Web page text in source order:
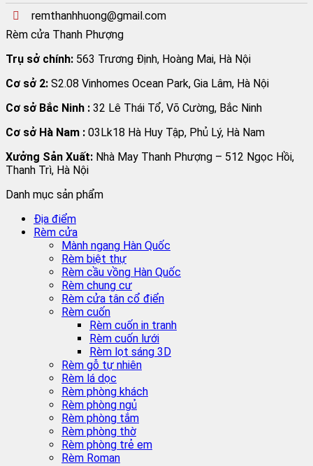
remthanhhuong@gmail.com
Rèm cửa Thanh Phượng
Trụ sở chính: 563 Trương Định, Hoàng Mai, Hà Nội
Cơ sở 2: S2.08 Vinhomes Ocean Park, Gia Lâm, Hà Nội
Cơ sở Bắc Ninh : 32 Lê Thái Tổ, Võ Cường, Bắc Ninh
Cơ sở Hà Nam : 03Lk18 Hà Huy Tập, Phủ Lý, Hà Nam
Xưởng Sản Xuất: Nhà May Thanh Phượng – 512 Ngọc Hồi,
Thanh Trì, Hà Nội
Danh mục sản phẩm
Địa điểm
Rèm cửa
Mành ngang Hàn Quốc
Rèm biệt thự
Rèm cầu vồng Hàn Quốc
Rèm chung cư
Rèm cửa tân cổ điển
Rèm cuốn
Rèm cuốn in tranh
Rèm cuốn lưới
Rèm lọt sáng 3D
Rèm gỗ tự nhiên
Rèm lá dọc
Rèm phòng khách
Rèm phòng ngủ
Rèm phòng tắm
Rèm phòng thờ
Rèm phòng trẻ em
Rèm Roman